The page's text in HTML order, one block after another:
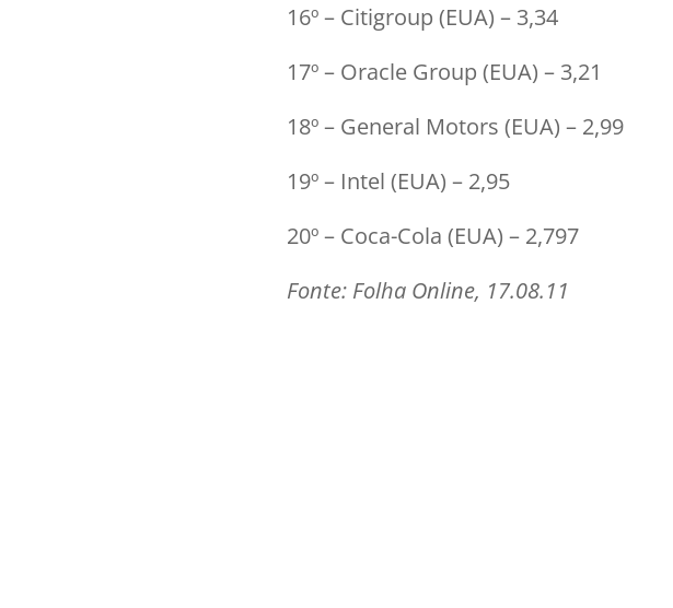
16º – Citigroup (EUA) – 3,34
17º – Oracle Group (EUA) – 3,21
18º – General Motors (EUA) – 2,99
19º – Intel (EUA) – 2,95
20º – Coca-Cola (EUA) – 2,797
Fonte: Folha Online, 17.08.11